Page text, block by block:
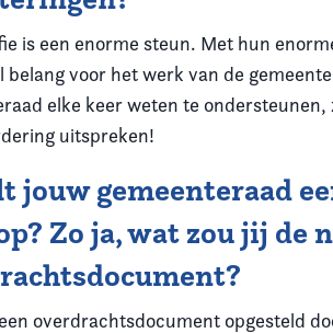
is een enorme steun. Met hun
belang voor het werk van de
elke keer weten te
uitspreken!
jouw gemeenteraad
Zo ja, wat zou jij de
overdrachtsdocument opgesteld